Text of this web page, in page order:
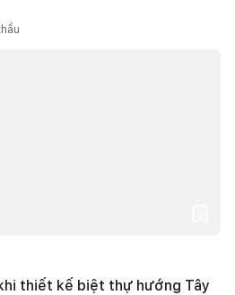
thiết kế biệt thự hướng Tây